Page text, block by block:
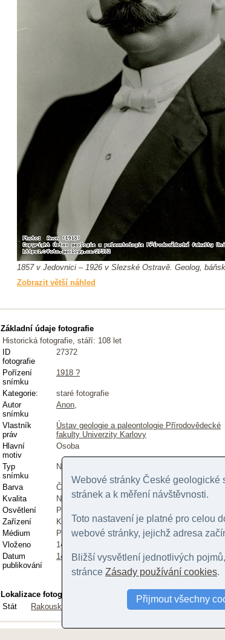
1857 v Jedovnici – 1926 v Slezské Ostravě. Geolog,
Zobrazit větší náhled
Základní údaje fotografie
Historická fotografie, stáří: 108 let
ID
fotografie
27372
Pořízení
snímku
1918 ?
Kategorie:
staré fotografie
Autor
snímku
Anon,
Vlastník
práv
Ústav geologie a paleontologie Přírodovědecké
fakulty Univerzity Karlovy
Hlavní
motiv
Osoba
Typ
snímku
Normální
Barva
Černobílý
Kvalita
Normální
Osvětlení
Přirozené
Zařízení
Klasický fotoaparát
Médium
Papírová fotografie
Vloženo
14.12.18
Datum
publikování
14.12.18
Lokalizace fotografie
Stát
Rakousko-Uhersko
Webové stránky České
stránek a k měření návštěvnosti.
Toto nastavení je platné pro celou
webové stránky, jejichž adresa
Bližší vysvětlení jednotlivých
stránce Zásady používání cookies.
Přijmout všechny